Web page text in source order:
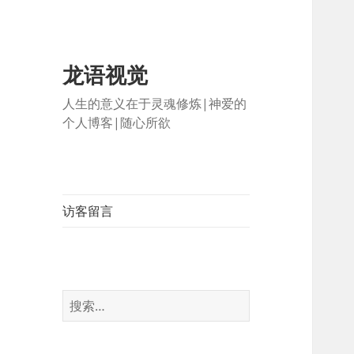
龙语视觉
人生的意义在于灵魂修炼|神爱的
个人博客|随心所欲
访客留言
搜
索：